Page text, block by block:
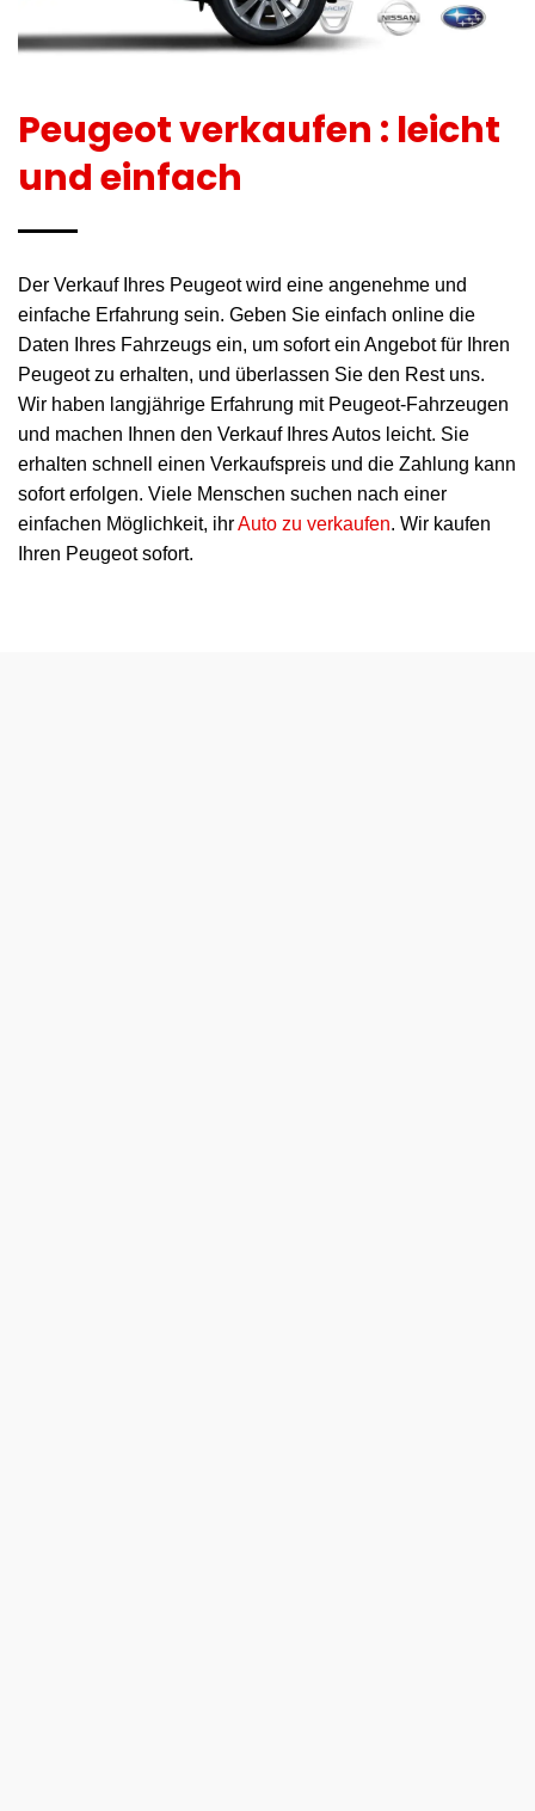
Peugeot verkaufen : leicht
und einfach
Der Verkauf Ihres Peugeot wird eine angenehme und
einfache Erfahrung sein. Geben Sie einfach online die
Daten Ihres Fahrzeugs ein, um sofort ein Angebot für Ihren
Peugeot zu erhalten, und überlassen Sie den Rest uns.
Wir haben langjährige Erfahrung mit Peugeot-Fahrzeugen
und machen Ihnen den Verkauf Ihres Autos leicht. Sie
erhalten schnell einen Verkaufspreis und die Zahlung kann
sofort erfolgen. Viele Menschen suchen nach einer
einfachen Möglichkeit, ihrAuto zu verkaufen. Wir kaufen
Ihren Peugeot sofort.